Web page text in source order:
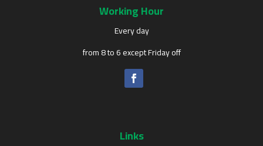
Working Hour
Every day
from 8 to 6 except Friday off
Links